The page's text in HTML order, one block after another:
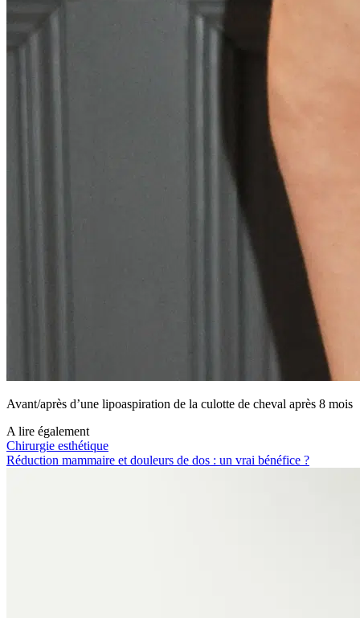
Avant/après d’une lipoaspiration de la culotte de cheval après 8 mois
A lire également
Chirurgie esthétique
Réduction mammaire et douleurs de dos : un vrai bénéfice ?